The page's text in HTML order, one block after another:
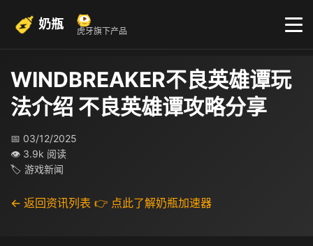
奶瓶 虎牙旗下产品
WINDBREAKER不良英雄谭玩
法介绍 不良英雄谭攻略分享
📅 03/12/2025
👁 3.9k 阅读
🏷 游戏新闻
← 返回资讯列表 👉 点此了解奶瓶加速器